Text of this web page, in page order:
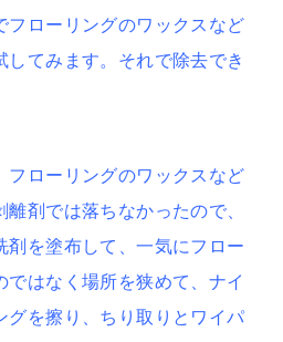
フローリングのワックスなど
てみます。それで除去でき
フローリングのワックスなど
剤では落ちなかったので、
剤を塗布して、一気にフロー
ではなく場所を狭めて、ナイ
グを擦り、ちり取りとワイパ